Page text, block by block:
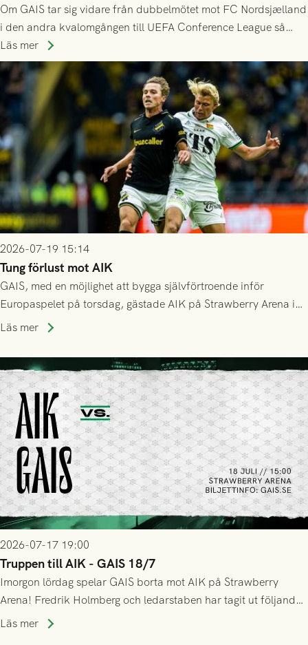
Om GAIS tar sig vidare från dubbelmötet mot FC Nordsjælland
i den andra kvalomgången till UEFA Conference League så
spelas den tredje kvalomgången kort därpå. Motståndare blir
då vinnaren i mötet mellan isländska Valur och HŠK Zrinjski
Mostar från Bosnien och Hercegovina.
Läs mer
2026-07-19 15:14
Tung förlust mot AIK
GAIS, med en möjlighet att bygga självförtroende inför
Europaspelet på torsdag, gästade AIK på Strawberry Arena i
Stockholm . Men trots konstant hotande i första halvlek av
lyckades få in 2-0.
Läs mer
2026-07-17 19:00
Truppen till AIK - GAIS 18/7
Imorgon lördag spelar GAIS borta mot AIK på Strawberry
Arena! Fredrik Holmberg och ledarstaben har tagit ut följande
trupp till matchen:
Läs mer